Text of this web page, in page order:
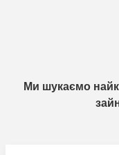
Ми шукаємо